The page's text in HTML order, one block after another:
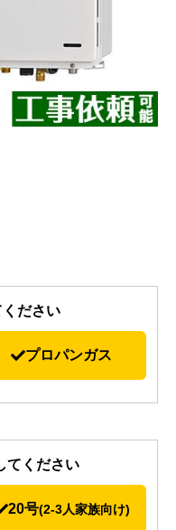
ださい
プロパンガス
てください
20号(2-3人家族向け)